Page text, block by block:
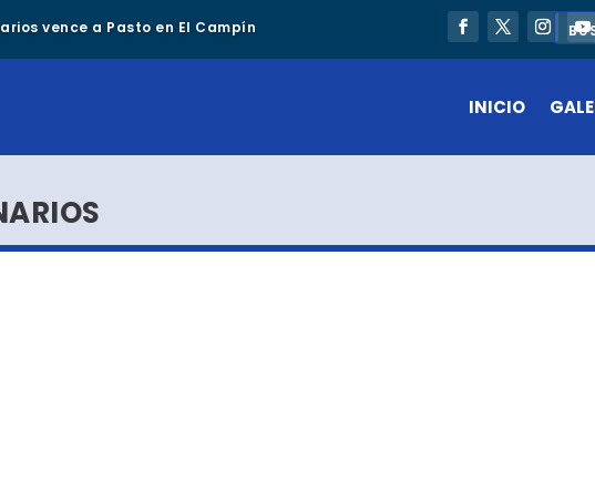
vence a Pasto en El Campín
INICIO